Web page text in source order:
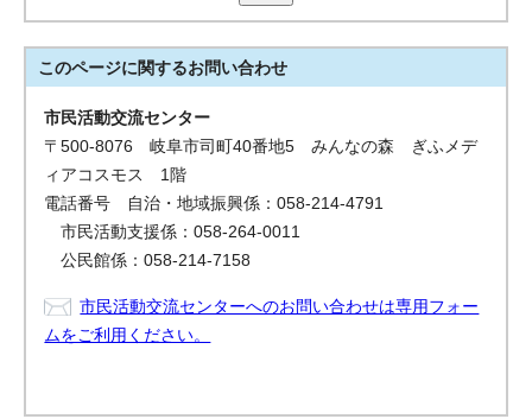
このページに関するお問い合わせ
市民活動交流センター
〒500-8076 岐阜市司町40番地5 みんなの森 ぎふメデ
ィアコスモス 1階
電話番号 自治・地域振興係：058-214-4791
市民活動支援係：058-264-0011
公民館係：058-214-7158
市民活動交流センターへのお問い合わせは専用フォー
ムをご利用ください。